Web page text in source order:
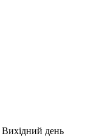
Вихідний день